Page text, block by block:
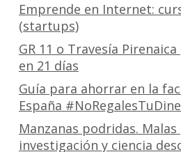
Emprende en Internet:
(startups)
GR 11 o Travesía
en 21 días
Guía para ahorrar en la
España
Manzanas podridas.
investigación y ciencia